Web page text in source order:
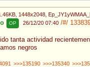
, 1448x2048 ,
OP 26/12/20 07:40 /#/
tanta actividad
negros
>>>135190 >>>135340